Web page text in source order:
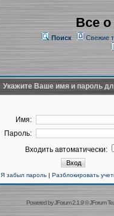
Все о
Поиск Свежие
Укажите Ваше имя и пароль
Имя:
Пароль:
Входить автоматически:
Я забыл пароль| Разблокировать
Powered byJForum 2.1.9©JForum